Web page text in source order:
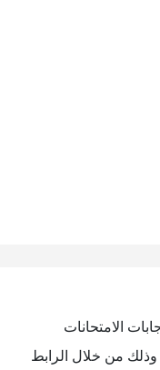
الامتحانات
وذلك من خلال الرابط